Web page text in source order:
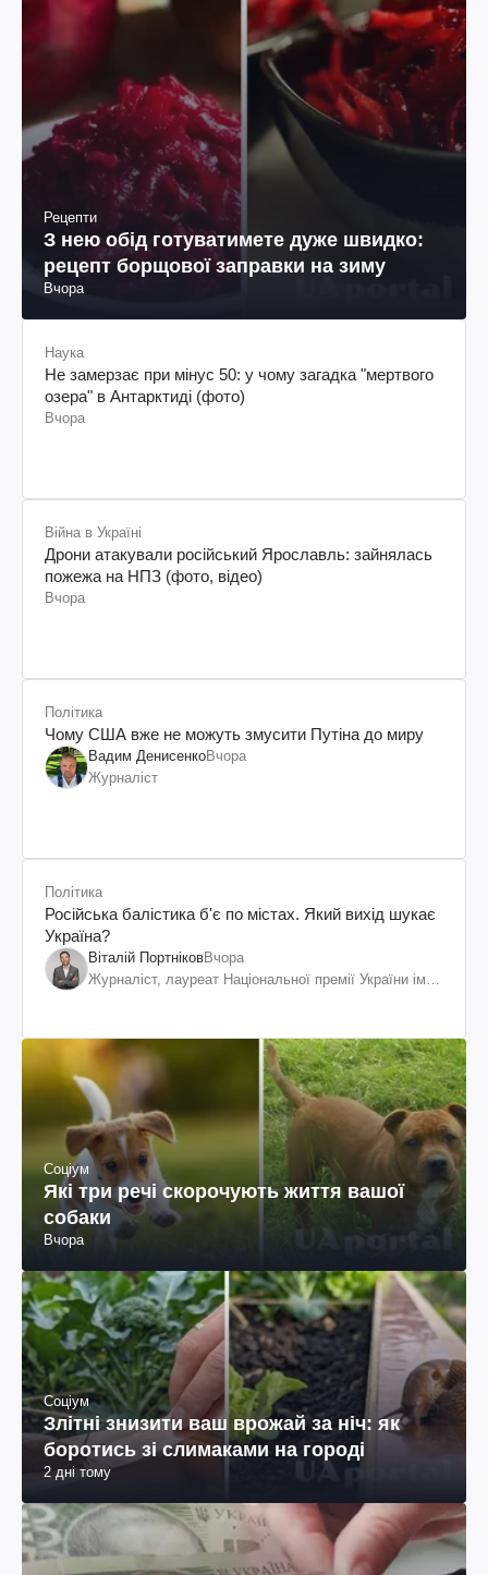
Рецепти
З нею обід готуватимете дуже швидко:
рецепт борщової заправки на зиму
Вчора
Наука
Не замерзає при мінус 50: у чому загадка "мертвого
озера" в Антарктиді (фото)
Вчора
Війна в Україні
Дрони атакували російський Ярославль: зайнялась
пожежа на НПЗ (фото, відео)
Вчора
Політика
Чому США вже не можуть змусити Путіна до миру
Вадим ДенисенкоВчора
Журналіст
Політика
Російська балістика б'є по містах. Який вихід шукає
Україна?
Віталій ПортніковВчора
Журналіст, лауреат Національної премії України ім.
Соціум
Які три речі скорочують життя вашої
собаки
Вчора
Соціум
Злітні знизити ваш врожай за ніч: як
боротись зі слимаками на городі
2 дні тому